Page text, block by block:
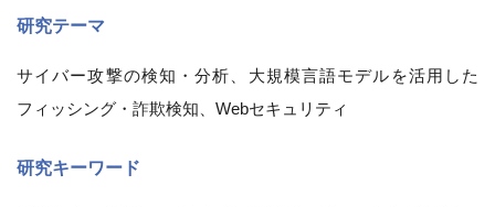
研究テーマ
サイバー攻撃の検知・分析、大規模言語モデルを活用した
フィッシング・詐欺検知、Webセキュリティ
研究キーワード